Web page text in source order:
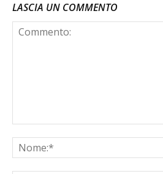
LASCIA UN COMMENTO